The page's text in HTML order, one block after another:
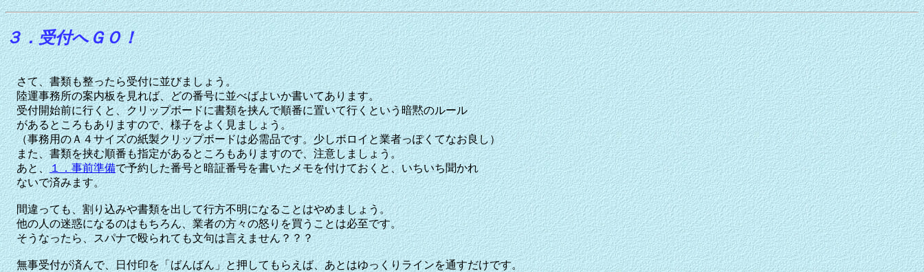
３．受付へＧＯ！
さて、書類も整ったら受付に並びましょう。
陸運事務所の案内板を見れば、どの番号に並べばよいか書いてあります。
受付開始前に行くと、クリップボードに書類を挟んで順番に置いて行くという暗黙のルール
があるところもありますので、様子をよく見ましょう。
（事務用のＡ４サイズの紙製クリップボードは必需品です。少しボロイと業者っぽくてなお良し）
また、書類を挟む順番も指定があるところもありますので、注意しましょう。
あと、１．事前準備で予約した番号と暗証番号を書いたメモを付けておくと、いちいち聞かれ
ないで済みます。
間違っても、割り込みや書類を出して行方不明になることはやめましょう。
他の人の迷惑になるのはもちろん、業者の方々の怒りを買うことは必至です。
そうなったら、スパナで殴られても文句は言えません？？？
無事受付が済んで、日付印を「ばんばん」と押してもらえば、あとはゆっくりラインを通すだけです。